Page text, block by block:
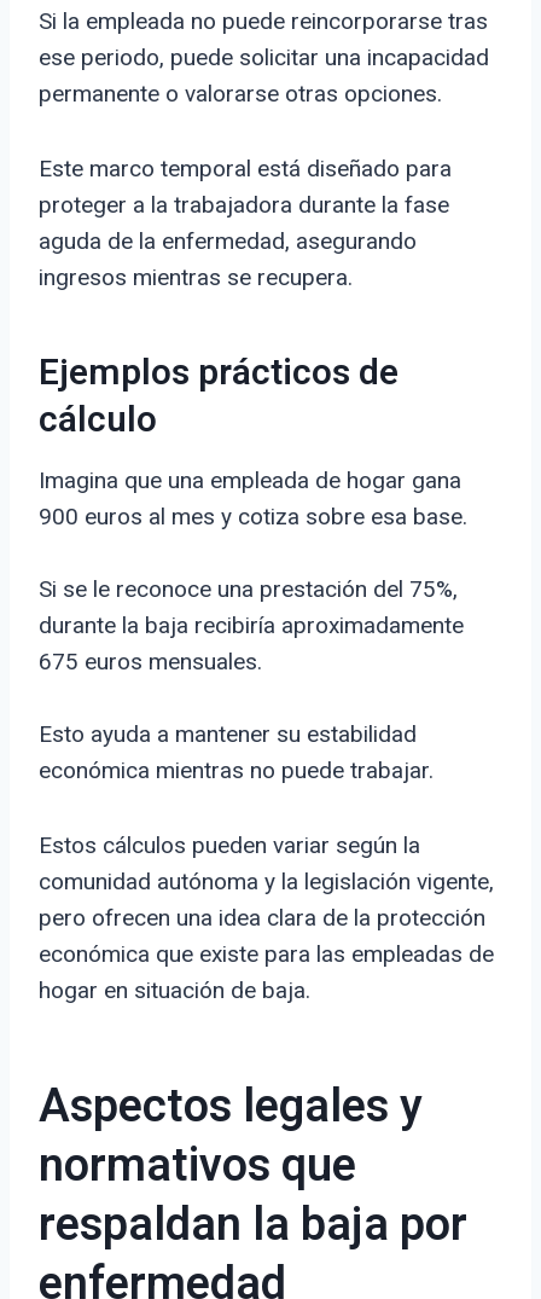
Si la empleada no puede reincorporarse tras
ese periodo, puede solicitar una incapacidad
permanente o valorarse otras opciones.
Este marco temporal está diseñado para
proteger a la trabajadora durante la fase
aguda de la enfermedad, asegurando
ingresos mientras se recupera.
Ejemplos prácticos de
cálculo
Imagina que una empleada de hogar gana
900 euros al mes y cotiza sobre esa base.
Si se le reconoce una prestación del 75%,
durante la baja recibiría aproximadamente
675 euros mensuales.
Esto ayuda a mantener su estabilidad
económica mientras no puede trabajar.
Estos cálculos pueden variar según la
comunidad autónoma y la legislación vigente,
pero ofrecen una idea clara de la protección
económica que existe para las empleadas de
hogar en situación de baja.
Aspectos legales y
normativos que
respaldan la baja por
enfermedad